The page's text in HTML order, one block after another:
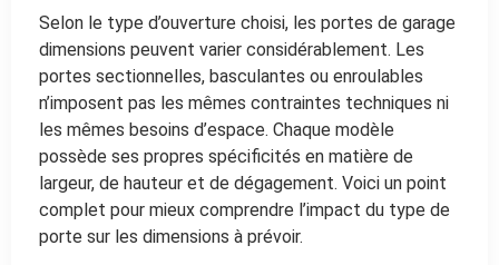
Selon le type d’ouverture choisi, les portes de garage
dimensions peuvent varier considérablement. Les
portes sectionnelles, basculantes ou enroulables
n’imposent pas les mêmes contraintes techniques ni
les mêmes besoins d’espace. Chaque modèle
possède ses propres spécificités en matière de
largeur, de hauteur et de dégagement. Voici un point
complet pour mieux comprendre l’impact du type de
porte sur les dimensions à prévoir.